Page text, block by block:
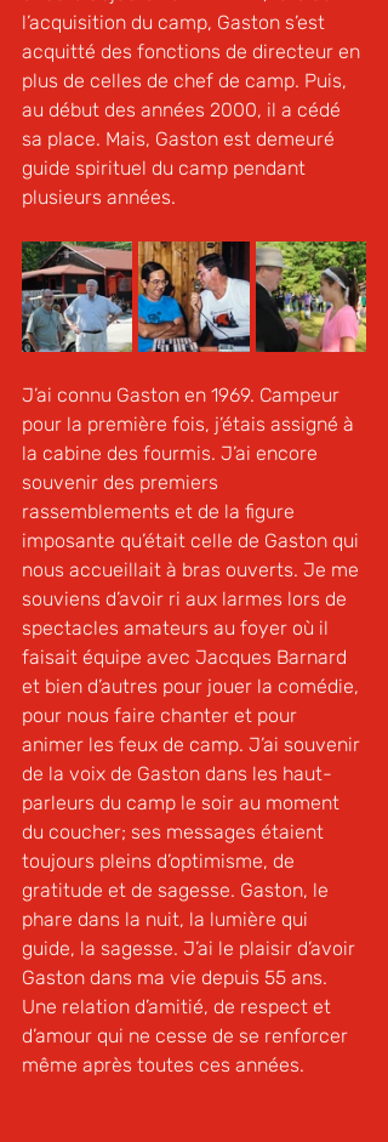
l’acquisition du camp, Gaston s’est
acquitté des fonctions de directeur en
plus de celles de chef de camp. Puis,
au début des années 2000, il a cédé
sa place. Mais, Gaston est demeuré
guide spirituel du camp pendant
plusieurs années.
J’ai connu Gaston en 1969. Campeur
pour la première fois, j’étais assigné à
la cabine des fourmis. J’ai encore
souvenir des premiers
rassemblements et de la figure
imposante qu’était celle de Gaston qui
nous accueillait à bras ouverts. Je me
souviens d’avoir ri aux larmes lors de
spectacles amateurs au foyer où il
faisait équipe avec Jacques Barnard
et bien d’autres pour jouer la comédie,
pour nous faire chanter et pour
animer les feux de camp. J’ai souvenir
de la voix de Gaston dans les haut-
parleurs du camp le soir au moment
du coucher; ses messages étaient
toujours pleins d’optimisme, de
gratitude et de sagesse. Gaston, le
phare dans la nuit, la lumière qui
guide, la sagesse. J’ai le plaisir d’avoir
Gaston dans ma vie depuis 55 ans.
Une relation d’amitié, de respect et
d’amour qui ne cesse de se renforcer
même après toutes ces années.